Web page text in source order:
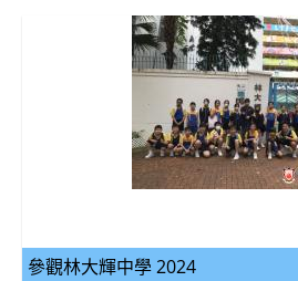
參觀林大輝中學 2024